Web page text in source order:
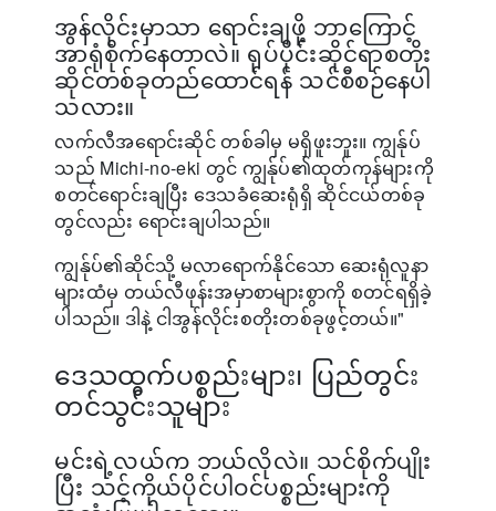
အွန်လိုင်းမှာသာ ရောင်းချဖို့ ဘာကြောင့်
အာရုံစိုက်နေတာလဲ။ ရုပ်ပိုင်းဆိုင်ရာစတိုး
ဆိုင်တစ်ခုတည်ထောင်ရန် သင်စီစဉ်နေပါ
သလား။
လက်လီအရောင်းဆိုင် တစ်ခါမှ မရှိဖူးဘူး။ ကျွန်ုပ်
သည် Michi-no-eki တွင် ကျွန်ုပ်၏ထုတ်ကုန်များကို
စတင်ရောင်းချပြီး ဒေသခံဆေးရုံရှိ ဆိုင်ငယ်တစ်ခု
တွင်လည်း ရောင်းချပါသည်။
ကျွန်ုပ်၏ဆိုင်သို့ မလာရောက်နိုင်သော ဆေးရုံလူနာ
များထံမှ တယ်လီဖုန်းအမှာစာများစွာကို စတင်ရရှိခဲ့
ပါသည်။ ဒါနဲ့ ငါအွန်လိုင်းစတိုးတစ်ခုဖွင့်တယ်။"
ဒေသထွက်ပစ္စည်းများ၊ ပြည်တွင်း
တင်သွင်းသူများ
မင်းရဲ့လယ်က ဘယ်လိုလဲ။ သင်စိုက်ပျိုး
ပြီး သင့်ကိုယ်ပိုင်ပါဝင်ပစ္စည်းများကို